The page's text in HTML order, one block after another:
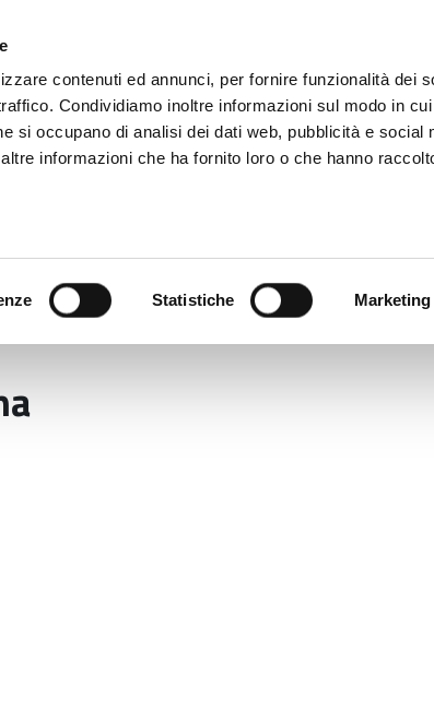
contenuti ed annunci, per fornire funzionalità dei
Condividiamo inoltre informazioni sul modo in
si occupano di analisi dei dati web, pubblicità e social
informazioni che ha fornito loro o che hanno
Statistiche Marketing
Servizi e Documenti
Eventi Palazzo Ducale Festa della Repubblica